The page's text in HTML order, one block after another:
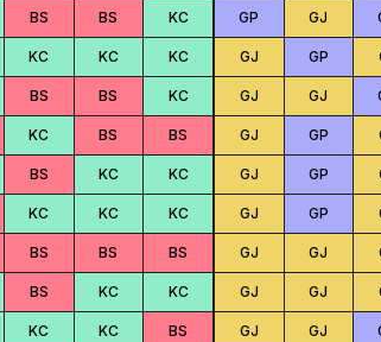
BS BS KC
KC KC KC
BS BS KC
KC BS BS
BS KC KC
KC KC KC
BS BS BS
BS KC KC
KC KC BS
GP GJ
GJ GP
GJ GJ
GJ GP
GJ GP
GJ GP
GJ GJ
GJ GJ
GJ GJ